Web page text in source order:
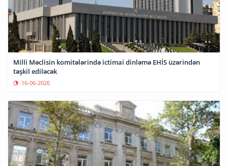
Milli Məclisin komitələrində ictimai dinləmə EHİS üzərindən
təşkil ediləcək
16-06-2026